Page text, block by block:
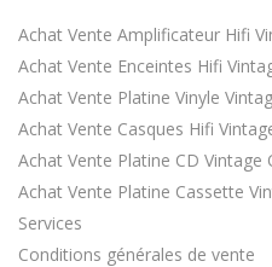
Achat Vente Amplificateur Hifi
Achat Vente Enceintes Hifi
Achat Vente Platine Vinyle
Achat Vente Casques Hifi
Achat Vente Platine CD Vintage
Achat Vente Platine Cassette
Services
Conditions générales de vente